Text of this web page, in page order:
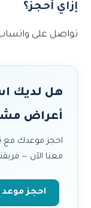
إزاي أحجز؟
تواصل على واتساب أو 15276 لتحديد
هل لديك
أعراض
احجز موعدك مع
معنا الآن —
احجز موعد